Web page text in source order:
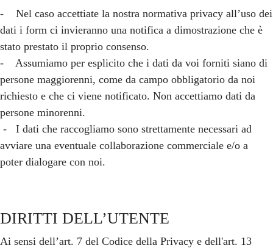
- Nel caso accettiate la nostra normativa privacy all’uso dei
dati i form ci invieranno una notifica a dimostrazione che è
stato prestato il proprio consenso.
- Assumiamo per esplicito che i dati da voi forniti siano di
persone maggiorenni, come da campo obbligatorio da noi
richiesto e che ci viene notificato. Non accettiamo dati da
persone minorenni.
- I dati che raccogliamo sono strettamente necessari ad
avviare una eventuale collaborazione commerciale e/o a
poter dialogare con noi.
DIRITTI DELL’UTENTE
Ai sensi dell’art. 7 del Codice della Privacy e dell'art. 13